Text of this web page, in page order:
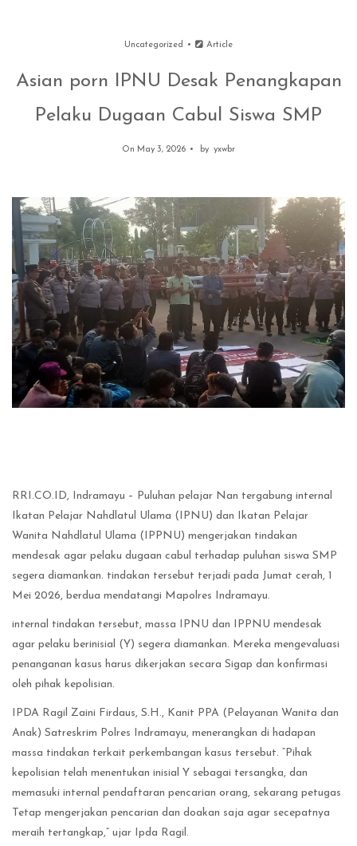
Uncategorized Article
Asian porn IPNU Desak Penangkapan
Pelaku Dugaan Cabul Siswa SMP
On May 3, 2026 by yxwbr
RRI.CO.ID, Indramayu – Puluhan pelajar Nan tergabung internal
Ikatan Pelajar Nahdlatul Ulama (IPNU) dan Ikatan Pelajar
Wanita Nahdlatul Ulama (IPPNU) mengerjakan tindakan
mendesak agar pelaku dugaan cabul terhadap puluhan siswa SMP
segera diamankan. tindakan tersebut terjadi pada Jumat cerah, 1
Mei 2026, berdua mendatangi Mapolres Indramayu.
internal tindakan tersebut, massa IPNU dan IPPNU mendesak
agar pelaku berinisial (Y) segera diamankan. Mereka mengevaluasi
penanganan kasus harus dikerjakan secara Sigap dan konfirmasi
oleh pihak kepolisian.
IPDA Ragil Zaini Firdaus, S.H., Kanit PPA (Pelayanan Wanita dan
Anak) Satreskrim Polres Indramayu, menerangkan di hadapan
massa tindakan terkait perkembangan kasus tersebut. “Pihak
kepolisian telah menentukan inisial Y sebagai tersangka, dan
memasuki internal pendaftaran pencarian orang, sekarang petugas
Tetap mengerjakan pencarian dan doakan saja agar secepatnya
meraih tertangkap,” ujar Ipda Ragil.